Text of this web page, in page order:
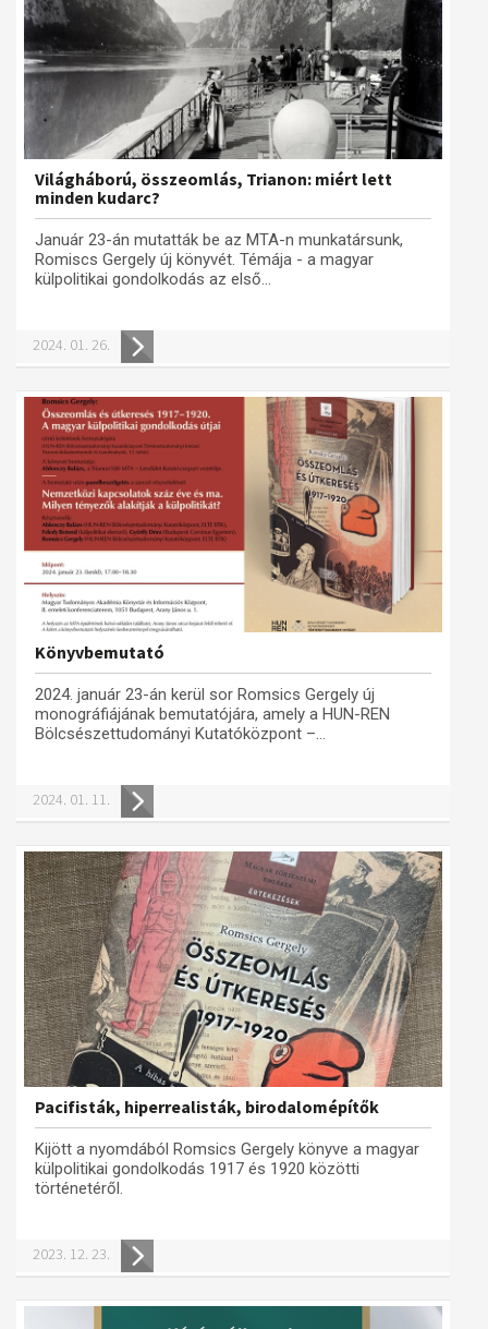
Világháború, összeomlás, Trianon: miért lett
minden kudarc?
Január 23-án mutatták be az MTA-n munkatársunk,
Romiscs Gergely új könyvét. Témája - a magyar
külpolitikai gondolkodás az első...
2024. 01. 26.
Könyvbemutató
2024. január 23-án kerül sor Romsics Gergely új
monográfiájának bemutatójára, amely a HUN-REN
Bölcsészettudományi Kutatóközpont –...
2024. 01. 11.
Pacifisták, hiperrealisták, birodalomépítők
Kijött a nyomdából Romsics Gergely könyve a magyar
külpolitikai gondolkodás 1917 és 1920 közötti
történetéről.
2023. 12. 23.